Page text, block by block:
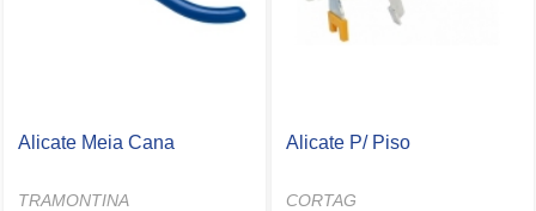
Alicate Meia Cana
TRAMONTINA
Alicate P/ Piso
CORTAG